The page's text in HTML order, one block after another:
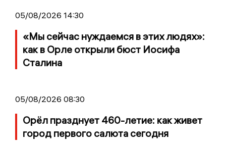
05/08/2026 14:30
«Мы сейчас нуждаемся в этих людях»:
как в Орле открыли бюст Иосифа
Сталина
05/08/2026 08:30
Орёл празднует 460-летие: как живет
город первого салюта сегодня